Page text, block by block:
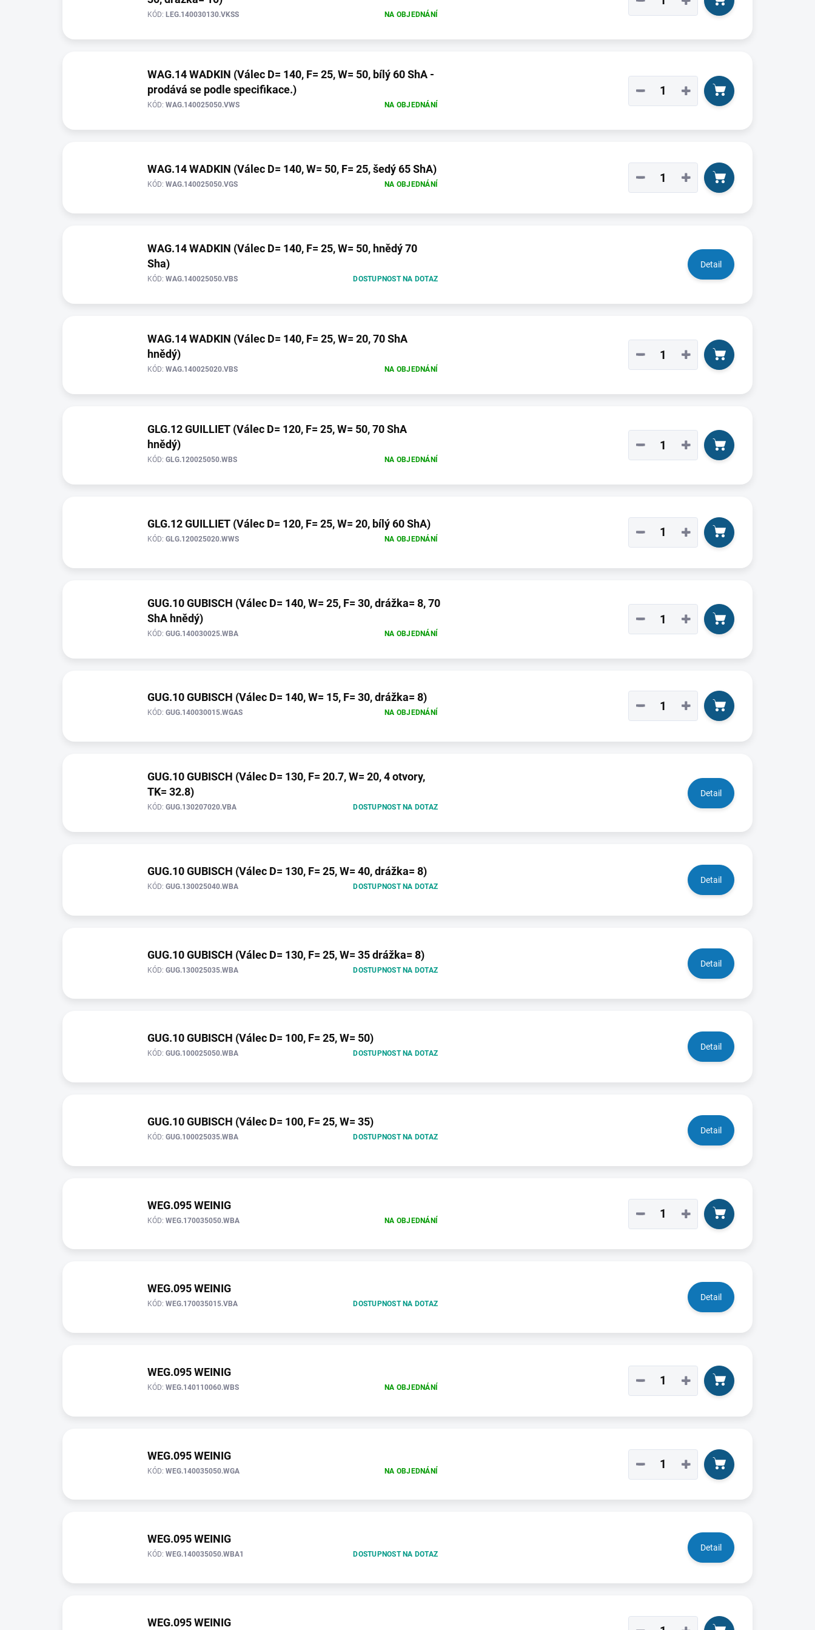
NA OBJEDNÁNÍ
KÓD: LEG.140030130.VKSS
WAG.14 WADKIN (Válec D= 140, F= 25, W= 50, bílý 60 ShA -
prodává se podle specifikace.)
NA OBJEDNÁNÍ
KÓD: WAG.140025050.VWS
+
−
WAG.14 WADKIN (Válec D= 140, W= 50, F= 25, šedý 65 ShA)
NA OBJEDNÁNÍ
KÓD: WAG.140025050.VGS +
−
WAG.14 WADKIN (Válec D= 140, F= 25, W= 50, hnědý 70
Sha)
DOSTUPNOST NA DOTAZ
KÓD: WAG.140025050.VBS
Detail
WAG.14 WADKIN (Válec D= 140, F= 25, W= 20, 70 ShA
hnědý)
NA OBJEDNÁNÍ
KÓD: WAG.140025020.VBS
+
−
GLG.12 GUILLIET (Válec D= 120, F= 25, W= 50, 70 ShA
hnědý)
NA OBJEDNÁNÍ
KÓD: GLG.120025050.WBS
+
−
GLG.12 GUILLIET (Válec D= 120, F= 25, W= 20, bílý 60 ShA)
NA OBJEDNÁNÍ
KÓD: GLG.120025020.WWS +
−
GUG.10 GUBISCH (Válec D= 140, W= 25, F= 30, drážka= 8, 70
ShA hnědý)
NA OBJEDNÁNÍ
KÓD: GUG.140030025.WBA
+
−
GUG.10 GUBISCH (Válec D= 140, W= 15, F= 30, drážka= 8)
NA OBJEDNÁNÍ
KÓD: GUG.140030015.WGAS +
−
GUG.10 GUBISCH (Válec D= 130, F= 20.7, W= 20, 4 otvory,
TK= 32.8)
DOSTUPNOST NA DOTAZ
KÓD: GUG.130207020.VBA
Detail
GUG.10 GUBISCH (Válec D= 130, F= 25, W= 40, drážka= 8)
DOSTUPNOST NA DOTAZ
KÓD: GUG.130025040.WBA
Detail
GUG.10 GUBISCH (Válec D= 130, F= 25, W= 35 drážka= 8)
DOSTUPNOST NA DOTAZ
KÓD: GUG.130025035.WBA
Detail
GUG.10 GUBISCH (Válec D= 100, F= 25, W= 50)
DOSTUPNOST NA DOTAZ
KÓD: GUG.100025050.WBA
Detail
GUG.10 GUBISCH (Válec D= 100, F= 25, W= 35)
DOSTUPNOST NA DOTAZ
KÓD: GUG.100025035.WBA
Detail
WEG.095 WEINIG
NA OBJEDNÁNÍ
KÓD: WEG.170035050.WBA +
−
WEG.095 WEINIG
DOSTUPNOST NA DOTAZ
KÓD: WEG.170035015.VBA
Detail
WEG.095 WEINIG
NA OBJEDNÁNÍ
KÓD: WEG.140110060.WBS +
−
WEG.095 WEINIG
NA OBJEDNÁNÍ
KÓD: WEG.140035050.WGA +
−
WEG.095 WEINIG
DOSTUPNOST NA DOTAZ
KÓD: WEG.140035050.WBA1
Detail
WEG.095 WEINIG